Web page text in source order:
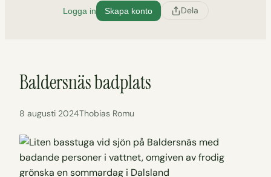
Logga in Skapa konto Dela
Baldersnäs badplats
8 augusti 2024Thobias Romu